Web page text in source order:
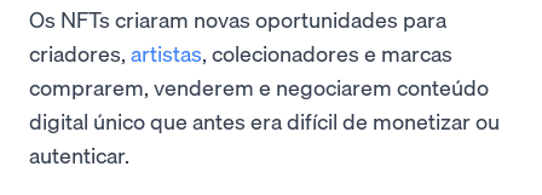
Os NFTs criaram novas oportunidades para
criadores, artistas, colecionadores e marcas
comprarem, venderem e negociarem conteúdo
digital único que antes era difícil de monetizar ou
autenticar.